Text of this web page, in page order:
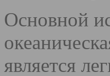
Основной
является